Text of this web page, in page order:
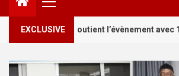
Primary
Menu
EXCLUSIVEavec 10 millions de francs CFA